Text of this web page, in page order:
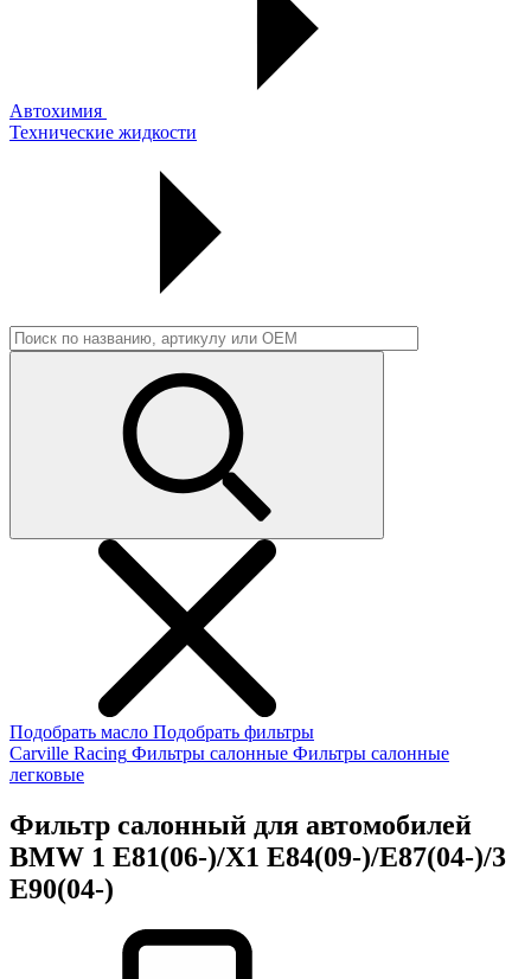
Автохимия
Технические жидкости
Подобрать масло Подобрать фильтры
Carville Racing Фильтры салонные Фильтры салонные
легковые
Фильтр салонный для автомобилей
BMW 1 E81(06-)/X1 E84(09-)/E87(04-)/3
E90(04-)